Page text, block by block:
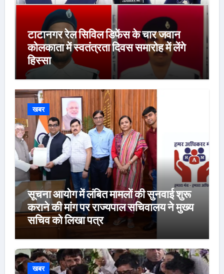
टाटानगर रेल सिविल डिफेंस के चार जवान
कोलकाता में स्वतंत्रता दिवस समारोह में लेंगे
हिस्सा
खबर
सूचना आयोग में लंबित मामलों की सुनवाई शुरू
कराने की मांग पर राज्यपाल सचिवालय ने मुख्य
सचिव को लिखा पत्र
खबर